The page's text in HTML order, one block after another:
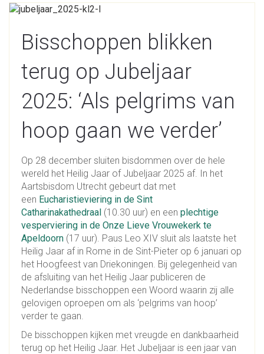
Bisschoppen blikken
terug op Jubeljaar
2025: ‘Als pelgrims van
hoop gaan we verder’
Op 28 december sluiten bisdommen over de hele
wereld het Heilig Jaar of Jubeljaar 2025 af. In het
Aartsbisdom Utrecht gebeurt dat met
een Eucharistieviering in de Sint
Catharinakathedraal (10.30 uur) en een plechtige
vesperviering in de Onze Lieve Vrouwekerk te
Apeldoorn (17 uur). Paus Leo XIV sluit als laatste het
Heilig Jaar af in Rome in de Sint-Pieter op 6 januari op
het Hoogfeest van Driekoningen. Bij gelegenheid van
de afsluiting van het Heilig Jaar publiceren de
Nederlandse bisschoppen een Woord waarin zij alle
gelovigen oproepen om als ‘pelgrims van hoop’
verder te gaan.
De bisschoppen kijken met vreugde en dankbaarheid
terug op het Heilig Jaar. Het Jubeljaar is een jaar van